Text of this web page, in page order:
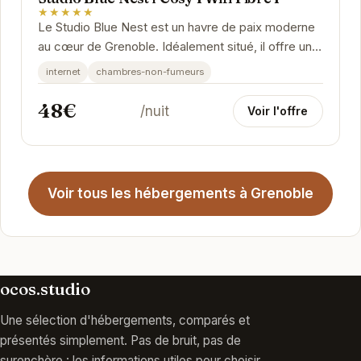
Studio Blue Nest l Cosy I Wifi Fibre I
Le Studio Blue Nest est un havre de paix moderne
accès facile aux attractions de la ville tout...
internet
48€ /nuit Voir l'offre